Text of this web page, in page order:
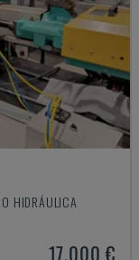
HIDRÁULICA
17.000 €